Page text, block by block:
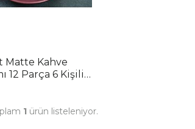
Matte Kahve
12 Parça 6 Kişilik
1 ürün listeleniyor.